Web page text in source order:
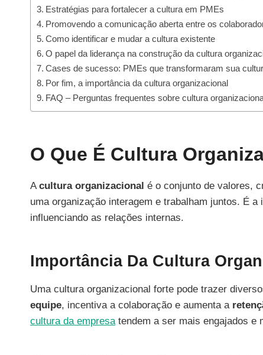
Estratégias para fortalecer a cultura em PMEs
Promovendo a comunicação aberta entre os
Como identificar e mudar a cultura existente
O papel da liderança na construção da cultura
Cases de sucesso: PMEs que transformaram sua
Por fim, a importância da cultura organizacional
FAQ – Perguntas frequentes sobre cultura
O Que É Cultura
A cultura organizacional é o conjunto de valores,
uma organização interagem e trabalham juntos. É
influenciando as relações internas.
Importância Da Cultura
Uma cultura organizacional forte pode trazer
equipe, incentiva a colaboração e aumenta a
cultura da empresa tendem a ser mais engajados e